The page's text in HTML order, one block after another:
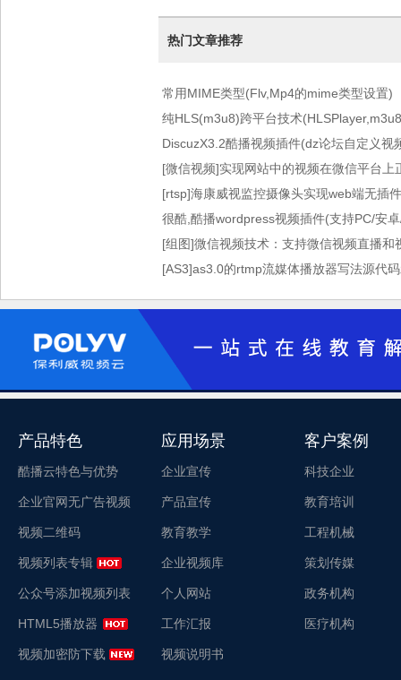
热门文章推荐
常用MIME类型(Flv,Mp4的mime类型设置)
纯HLS(m3u8)跨平台技术
DiscuzX3.2酷播视频插件(dz论坛自定义视
[微信视频]实现网站中的视频在微信平台上
[rtsp]海康威视监控摄像头实现web端无插
很酷,酷播wordpress视频插件(支持PC/安
[组图]微信视频技术：支持微信视频直播和
[AS3]as3.0的rtmp流媒体播放器写法源代
产品特色
酷播云特色与优势
企业官网无广告视频
视频二维码
视频列表专辑
公众号添加视频列表
HTML5播放器
视频加密防下载
应用场景
企业宣传
产品宣传
教育教学
企业视频库
个人网站
工作汇报
视频说明书
客户案例
科技企业
教育培训
工程机械
策划传媒
政务机构
医疗机构